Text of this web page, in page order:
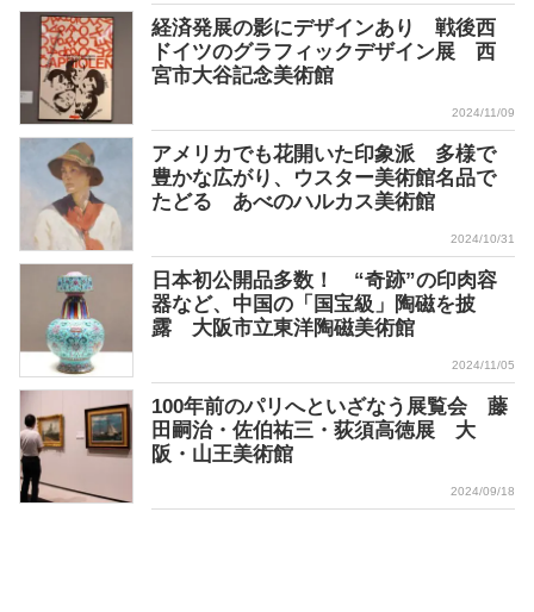
経済発展の影にデザインあり 戦後西
ドイツのグラフィックデザイン展 西
宮市大谷記念美術館
2024/11/09
アメリカでも花開いた印象派 多様で
豊かな広がり、ウスター美術館名品で
たどる あべのハルカス美術館
2024/10/31
日本初公開品多数！ “奇跡”の印肉容
器など、中国の「国宝級」陶磁を披
露 大阪市立東洋陶磁美術館
2024/11/05
100年前のパリへといざなう展覧会 藤
田嗣治・佐伯祐三・荻須高徳展 大
阪・山王美術館
2024/09/18